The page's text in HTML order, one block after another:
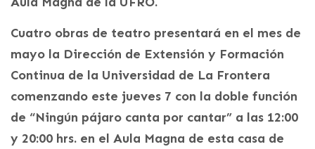
Cuatro obras de teatro presentará en el mes de
mayo la Dirección de Extensión y Formación
Continua de la Universidad de La Frontera
comenzando este jueves 7 con la doble función
de “Ningún pájaro canta por cantar” a las 12:00
y 20:00 hrs. en el Aula Magna de esta casa de